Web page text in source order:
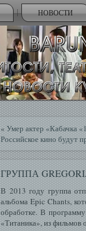
НОВОСТИ
« Умер актер «Кабачка
Российское кино будут
ГРУППА
В 2013 году группа
альбома Epic Chants,
обработке. В
«Титаника», из фильмов